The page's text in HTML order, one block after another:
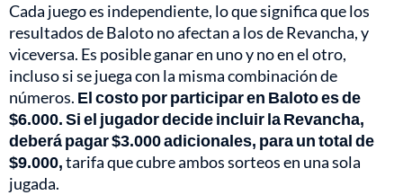
Cada juego es independiente, lo que significa que los
resultados de Baloto no afectan a los de Revancha, y
viceversa. Es posible ganar en uno y no en el otro,
incluso si se juega con la misma combinación de
números. El costo por participar en Baloto es de
$6.000. Si el jugador decide incluir la Revancha,
deberá pagar $3.000 adicionales, para un total de
$9.000,tarifa que cubre ambos sorteos en una sola
jugada.